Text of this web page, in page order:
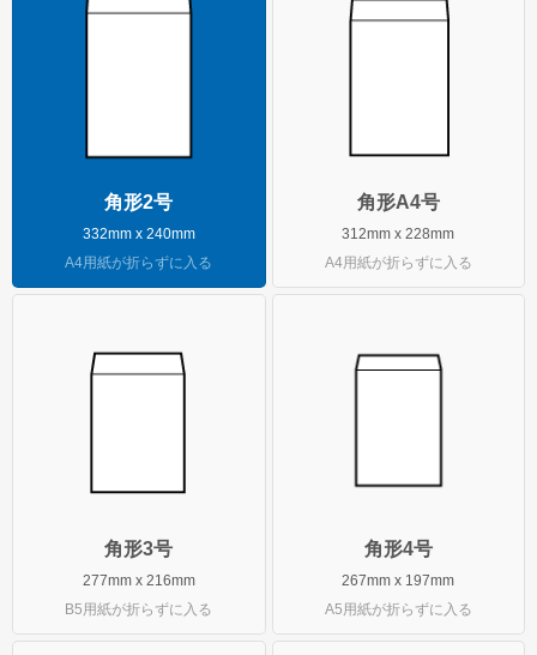
角形2号
332mm x 240mm
A4用紙が折らずに入る
角形A4号
312mm x 228mm
A4用紙が折らずに入る
角形3号
277mm x 216mm
B5用紙が折らずに入る
角形4号
267mm x 197mm
A5用紙が折らずに入る